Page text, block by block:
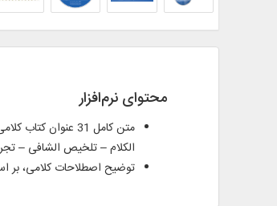
محتوای نرم‌افزار
الكلام – تلخیص الشافی –
توضیح اصطلاحات کلامی، بر اساس 11 ماخذ معتبر، به زبان‌های: – فارسی – عربی –